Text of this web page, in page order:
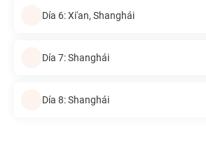
Día 6: Xi'an, Shanghái
Día 7: Shanghái
Día 8: Shanghái